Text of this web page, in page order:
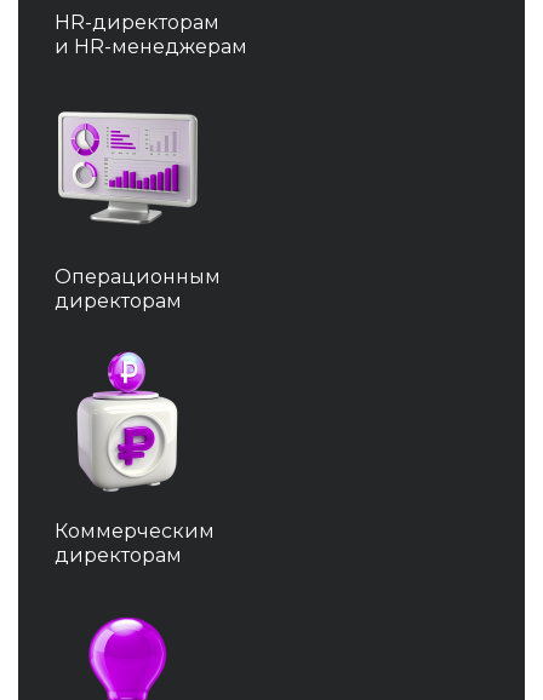
HR-директорам
и HR-менеджерам
Операционным
директорам
Коммерческим
директорам